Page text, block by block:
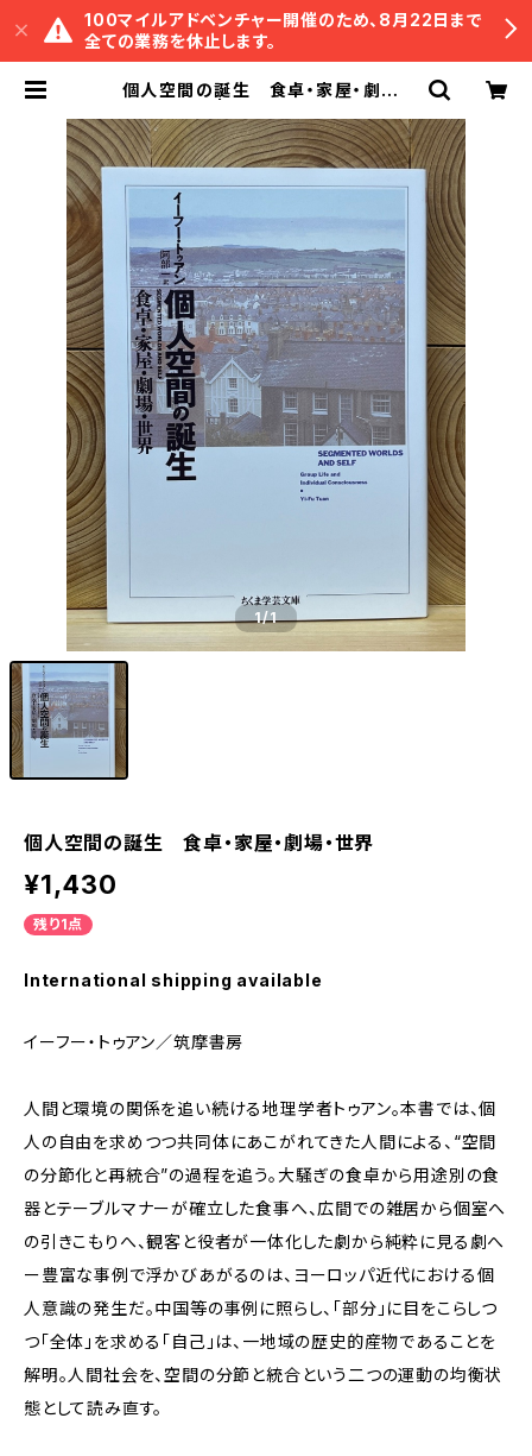
100マイルアドベンチャー開催のため、8月22日まで
全ての業務を休止します。
個人空間の誕生 食卓・家屋・劇場・
1/1
個人空間の誕生 食卓・家屋・劇場・世界
¥1,430
残り1点
International shipping available
イーフー・トゥアン／筑摩書房
人間と環境の関係を追い続ける地理学者トゥアン。本書では、個
人の自由を求めつつ共同体にあこがれてきた人間による、“空間
の分節化と再統合”の過程を追う。大騒ぎの食卓から用途別の食
器とテーブルマナーが確立した食事へ、広間での雑居から個室へ
の引きこもりへ、観客と役者が一体化した劇から純粋に見る劇へ
ー豊富な事例で浮かびあがるのは、ヨーロッパ近代における個
人意識の発生だ。中国等の事例に照らし、「部分」に目をこらしつ
つ「全体」を求める「自己」は、一地域の歴史的産物であることを
解明。人間社会を、空間の分節と統合という二つの運動の均衡状
態として読み直す。